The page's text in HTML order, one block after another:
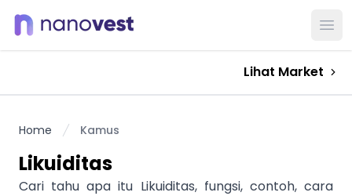
Lihat Market
Home Kamus
Likuiditas
Cari tahu apa itu Likuiditas, fungsi, contoh, cara